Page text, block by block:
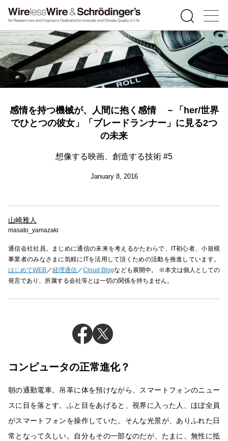
感情を持つ機械が、人間に抱く感情 －「her/世界
でひとつの彼女」「ブレードランナー」に見る2つ
の未来
想像する映画、創造する技術 #5
January 8, 2016
山崎雅人
masato_yamazaki
通信会社社員。まじめに通信の未来を考えるかたわらで、IT初心者、小規模
事業者のみなさまに気軽にITを活用して頂くための活動を推進しています。
はじめてWEB／経理通信／Cloud Blogなども展開中。 ※本文は個人としての
発言であり、所属する会社等とは一切の関係を持ちません。
コンピュータの正常進化？
朝の通勤電車。吊革に体を預けながら、スマートフォンのニュー
スに目を落とす。ふと目をあげると、視界に入った人、ほぼ全員
がスマートフォンを操作していた。そんな光景が、ありふれた日
常となって久しい。自分もその一部なのだが、たまに、無性に抵